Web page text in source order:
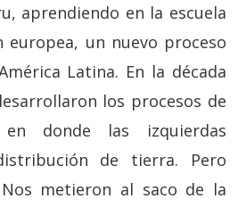
aprendiendo en la escuela
europea, un nuevo proceso
Latina. En la década
los procesos de
en donde las izquierdas
de tierra. Pero
metieron al saco de la